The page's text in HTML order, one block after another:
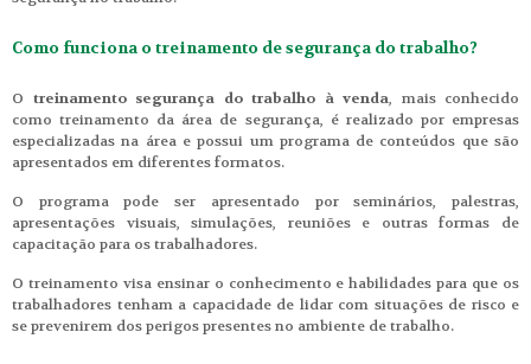
Como funciona o treinamento de segurança do trabalho?
O treinamento segurança do trabalho à venda, mais conhecido
como treinamento da área de segurança, é realizado por empresas
especializadas na área e possui um programa de conteúdos que são
apresentados em diferentes formatos.
O programa pode ser apresentado por seminários, palestras,
apresentações visuais, simulações, reuniões e outras formas de
capacitação para os trabalhadores.
O treinamento visa ensinar o conhecimento e habilidades para que os
trabalhadores tenham a capacidade de lidar com situações de risco e
se prevenirem dos perigos presentes no ambiente de trabalho.